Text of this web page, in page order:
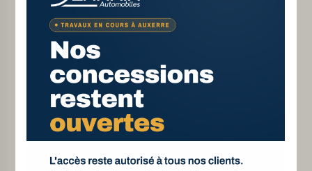
Financement de votre
véhicule
concessions
Livraison à votre domicile
garantis